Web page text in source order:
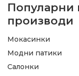
Популарни
производи
Мокасинки
Модни патики
Салонки